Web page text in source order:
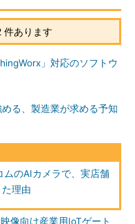
件あります
」対応のソフトウ
る、製造業が求める予知
ムのAIカメラで、実店舗
理由
像向け産業用IoTゲート